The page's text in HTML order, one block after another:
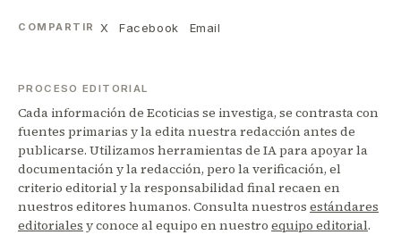
COMPARTIR X Facebook Email
PROCESO EDITORIAL
Cada información de Ecoticias se investiga, se contrasta con
fuentes primarias y la edita nuestra redacción antes de
publicarse. Utilizamos herramientas de IA para apoyar la
documentación y la redacción, pero la verificación, el
criterio editorial y la responsabilidad final recaen en
nuestros editores humanos. Consulta nuestros estándares
editoriales y conoce al equipo en nuestro equipo editorial.